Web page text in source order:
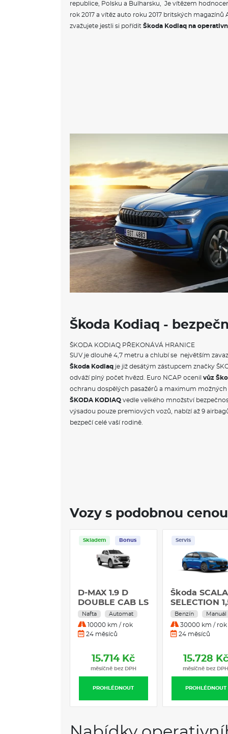
republice, Polsku a Bulharsku, Je vítězem
rok 2017 a vítěz auto roku 2017 britských magazínů
zvažujete jestli si pořídit Škoda Kodiaq na
Škoda Kodiaq -
ŠKODA KODIAQ PŘEKONÁVÁ HRANICE
SUV je dlouhé 4,7 metru a chlubí se největším
Škoda Kodiaq je již desátým zástupcem značky
odváží plný počet hvězd. Euro NCAP ocenil vůz
ochranu dospělých pasažérů a maximum
ŠKODA KODIAQ vedle velkého množství
výsadou pouze premiových vozů, nabízí až 9
bezpečí celé vaší rodině.
Vozy s podobnou cenou
Servis
Škoda SCALA
SELECTION 1,5
TSI 110 kW
Benzín Manuál
30000 km / rok
24 měsíců
PROHLÉDNOUT
15.728 Kč
měsíčně bez DPH
Skladem
Lynk & Co 08
MORE PHEV
Hybrid Automat
10000 km / rok
36 měsíců
PROHLÉDNOUT
15.729 Kč
měsíčně bez DPH